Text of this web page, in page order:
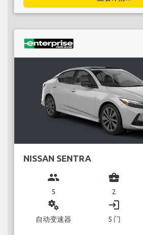
NISSAN SENTRA
group
5
business_center
2
miscellaneous_services
自动变速器
login
5 门